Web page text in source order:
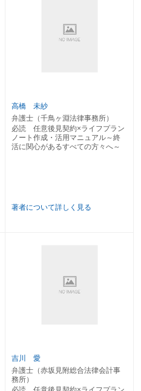
の管理・処分
出
高橋 未紗
弁護士（千鳥ヶ淵法律事務所）
必読 任意後見契約×ライフプラン
ノート作成・活用マニュアル～終
活に関心があるすべての方々へ～
著者について詳しく見る
吉川 愛
弁護士（赤坂見附総合法律会計事
務所）